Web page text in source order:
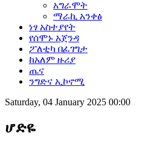
አግራሞት
ማራኪ አንቀፅ
ነፃ አስተያየት
የሰሞኑ አጀንዳ
ፖለቲካ በፈገግታ
ከአለም ዙሪያ
ጤና
ንግድና ኢኮኖሚ
Saturday, 04 January 2025 00:00
ሆድዬ